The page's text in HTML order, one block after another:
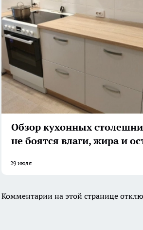
Обзор кухонных
не боятся влаги, жира и
29 июля
Комментарии на этой странице